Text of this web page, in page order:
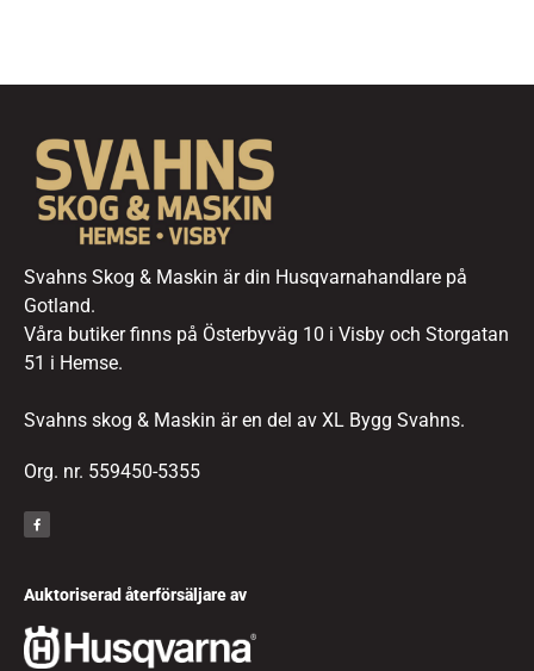
Svahns Skog & Maskin är din Husqvarnahandlare på
Gotland.
Våra butiker finns på Österbyväg 10 i Visby och Storgatan
51 i Hemse.
Svahns skog & Maskin är en del av XL Bygg Svahns.
Org. nr. 559450-5355
Auktoriserad återförsäljare av